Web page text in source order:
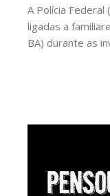
A Polícia
ligadas a
BA) durante as